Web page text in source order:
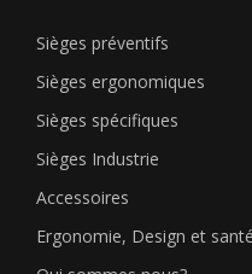
Sièges préventifs
Sièges ergonomiques
Sièges spécifiques
Sièges Industrie
Accessoires
Ergonomie, Design et santé